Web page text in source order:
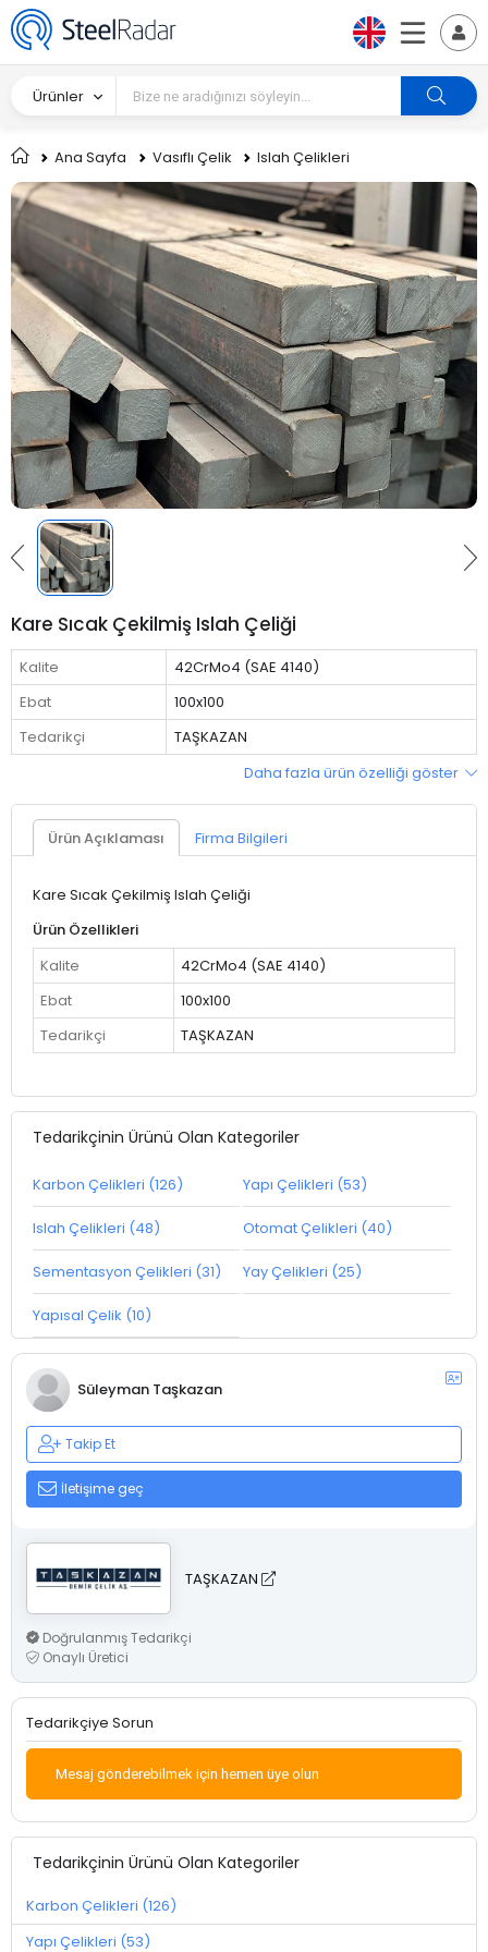
Ürünler
Ana Sayfa Vasıflı Çelik Islah Çelikleri
Kare Sıcak Çekilmiş Islah Çeliği
Kalite
42CrMo4 (SAE 4140)
Ebat
100x100
Tedarikçi
TAŞKAZAN
Daha fazla ürün özelliği göster
Ürün Açıklaması Firma Bilgileri
Kare Sıcak Çekilmiş Islah Çeliği
Ürün Özellikleri
Kalite
42CrMo4 (SAE 4140)
Ebat
100x100
Tedarikçi
TAŞKAZAN
Tedarikçinin Ürünü Olan Kategoriler
Karbon Çelikleri (126) Yapı Çelikleri (53)
Islah Çelikleri (48) Otomat Çelikleri (40)
Sementasyon Çelikleri (31) Yay Çelikleri (25)
Yapısal Çelik (10)
Süleyman Taşkazan
Takip Et
İletişime geç
TAŞKAZAN
Doğrulanmış Tedarikçi
Onaylı Üretici
Tedarikçiye Sorun
Mesaj gönderebilmek için hemen üye olun
Tedarikçinin Ürünü Olan Kategoriler
Karbon Çelikleri (126)
Yapı Çelikleri (53)